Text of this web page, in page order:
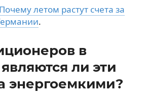
Почему летом растут счета за
.
в
ли эти
энергоемкими?